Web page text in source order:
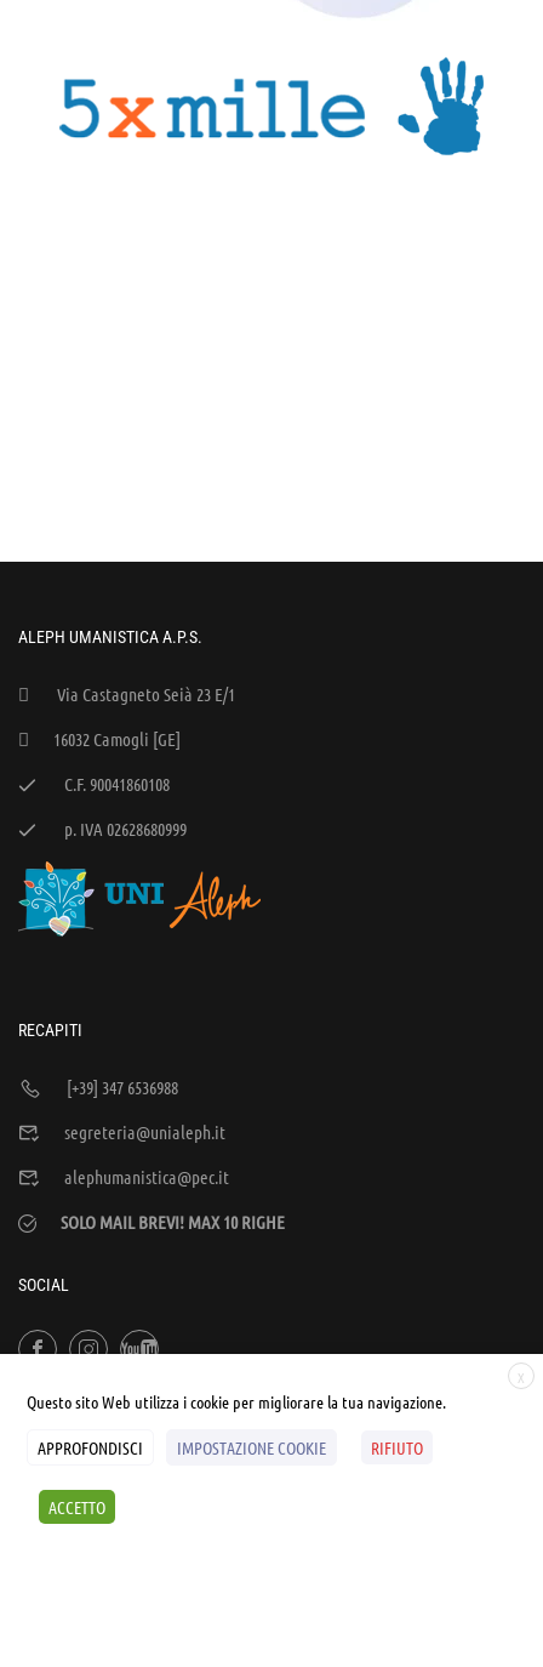
ALEPH UMANISTICA A.P.S.
Via Castagneto Seià 23 E/1
16032 Camogli [GE]
C.F. 90041860108
p. IVA 02628680999
RECAPITI
[+39] 347 6536988
segreteria@unialeph.it
alephumanistica@pec.it
SOLO MAIL BREVI! MAX 10 RIGHE
SOCIAL
Sintesi e liberatorie
X
Questo sito Web utilizza i cookie per migliorare la tua navigazione.
APPROFONDISCI IMPOSTAZIONE COOKIE RIFIUTO
ACCETTO